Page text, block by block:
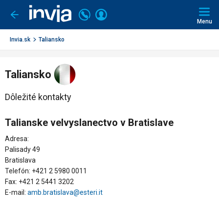
Ísť
späť
Volajte
+421
2
Prihlásiť
Menu
Invia.sk Taliansko
Taliansko
Dôležité kontakty
Talianske velvyslanectvo v Bratislave
Adresa:
Palisady 49
Bratislava
Telefón: +421 2 5980 0011
Fax: +421 2 5441 3202
E-mail: amb.bratislava@esteri.it